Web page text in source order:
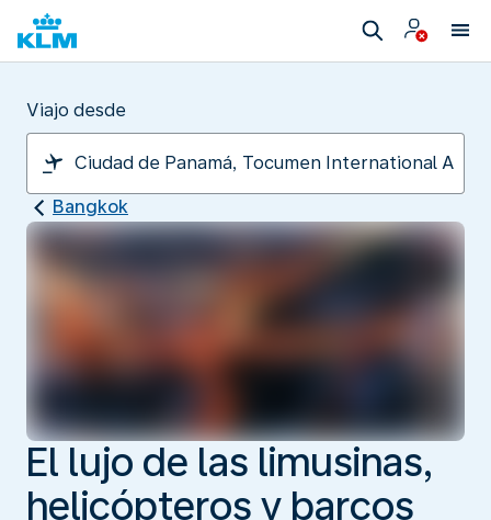
Viajo desde
Bangkok
El lujo de las limusinas,
helicópteros y barcos